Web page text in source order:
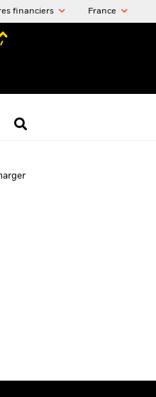
financiers France